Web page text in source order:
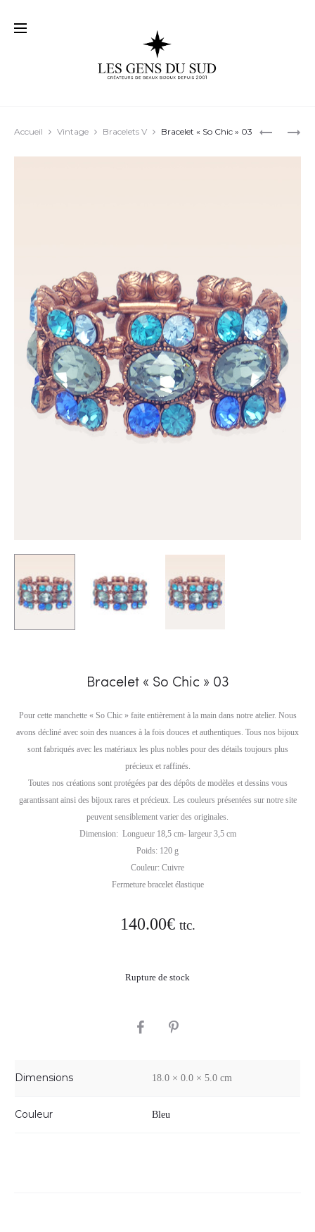
BOUCLES
Accueil Vintage Bracelets V Bracelet « So Chic » 03
Bracelet « So Chic » 03
Pour cette manchette « So Chic » faite entièrement à la main dans notre atelier. Nous
avons décliné avec soin des nuances à la fois douces et authentiques. Tous nos bijoux
sont fabriqués avec les matériaux les plus nobles pour des détails toujours plus
précieux et raffinés.
Toutes nos créations sont protégées par des dépôts de modèles et dessins vous
garantissant ainsi des bijoux rares et précieux. Les couleurs présentées sur notre site
peuvent sensiblement varier des originales.
Dimension: Longueur 18,5 cm- largeur 3,5 cm
Poids: 120 g
Couleur: Cuivre
Fermeture bracelet élastique
140.00€ ttc.
Rupture de stock
SHARE
Dimensions 18.0 × 0.0 × 5.0 cm
Couleur Bleu